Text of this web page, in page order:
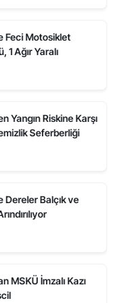
Feci Motosiklet
1 Ağır Yaralı
Yangın Riskine Karşı
Seferberliği
Dereler Balçık ve
MSKÜ İmzalı Kazı